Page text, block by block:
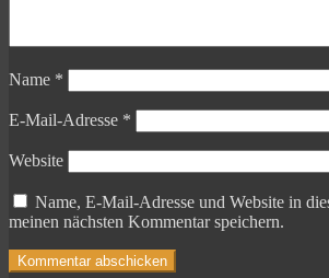
Name *
E-Mail-Adresse *
Website
Name, E-Mail-Adresse und Website in
meinen nächsten Kommentar speichern.